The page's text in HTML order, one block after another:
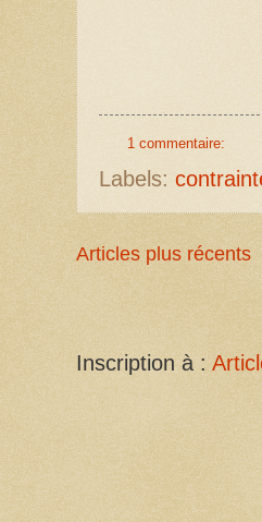
1 commentaire:
Labels:
Articles plus récents
Inscription à :